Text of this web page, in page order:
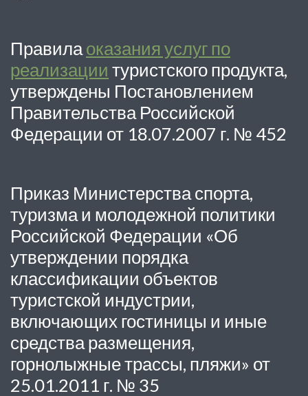
Правила оказания услуг по
реализации туристского продукта,
утверждены Постановлением
Правительства Российской
Федерации от 18.07.2007 г. № 452
Приказ Министерства спорта,
туризма и молодежной политики
Российской Федерации «Об
утверждении порядка
классификации объектов
туристской индустрии,
включающих гостиницы и иные
средства размещения,
горнолыжные трассы, пляжи» от
25.01.2011 г. № 35